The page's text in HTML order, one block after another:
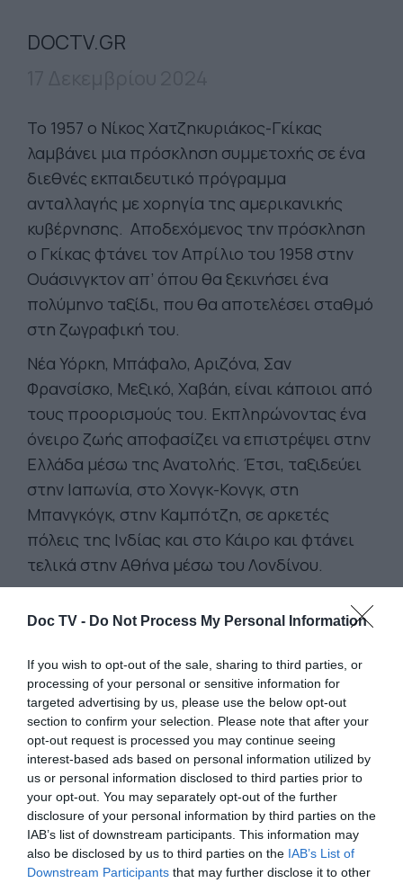
Doc TV - Do Not Process My Personal Information
If you wish to opt-out of the sale, sharing to third parties, or
processing of your personal or sensitive information for
targeted advertising by us, please use the below opt-out
section to confirm your selection. Please note that after your
opt-out request is processed you may continue seeing
interest-based ads based on personal information utilized by
us or personal information disclosed to third parties prior to
your opt-out. You may separately opt-out of the further
disclosure of your personal information by third parties on the
IAB’s list of downstream participants. This information may
also be disclosed by us to third parties on the IAB’s List of
Downstream Participants that may further disclose it to other
DOCTV.GR
Το 1957 ο Νίκος Χατζηκυριάκος-Γκίκας
λαμβάνει μια πρόσκληση συμμετοχής σε ένα
διεθνές εκπαιδευτικό πρόγραμμα
ανταλλαγής με χορηγία της αμερικανικής
κυβέρνησης. Αποδεχόμενος την πρόσκληση
ο Γκίκας φτάνει τον Απρίλιο του 1958 στην
Ουάσινγκτον απ’ όπου θα ξεκινήσει ένα
πολύμηνο ταξίδι, που θα αποτελέσει σταθμό
στη ζωγραφική του.
Νέα Υόρκη, Μπάφαλο, Αριζόνα, Σαν
Φρανσίσκο, Μεξικό, Χαβάη, είναι κάποιοι από
τους προορισμούς του. Εκπληρώνοντας ένα
όνειρο ζωής αποφασίζει να επιστρέψει στην
Ελλάδα μέσω της Ανατολής. Έτσι, ταξιδεύει
στην Ιαπωνία, στο Χονγκ-Κονγκ, στη
Μπανγκόγκ, στην Καμπότζη, σε αρκετές
πόλεις της Ινδίας και στο Κάιρο και φτάνει
τελικά στην Αθήνα μέσω του Λονδίνου.
αντικείμενα και έργα τέχνης, ο επισκέπτης
αυτό ταξίδι, ανακαλύπτοντας πόσο ο Γκίκας
είχε εντρυφήσει στην τέχνη, τη σκέψη και τη
θρησκεία της Ανατολής, αναγνωρίζοντας τις
ομοιότητες και τους δεσμούς ανάμεσα στην
Ανατολή και τη Δύση.
Πρόκειται για ένα ταξίδι όχι μόνο
κυριολεκτικό, αλλά και μεταφορικό, ένα
ταξίδι αγάπης του καλλιτέχνη και της
μούσας του, της μετέπειτα συζύγου του,